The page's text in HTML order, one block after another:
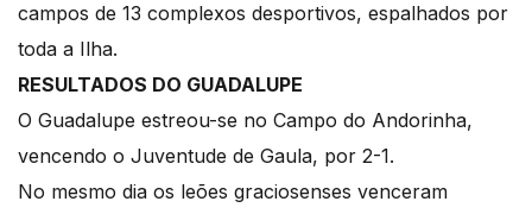
campos de 13 complexos desportivos, espalhados por
toda a Ilha.
RESULTADOS DO GUADALUPE
O Guadalupe estreou-se no Campo do Andorinha,
vencendo o Juventude de Gaula, por 2-1.
No mesmo dia os leões graciosenses venceram